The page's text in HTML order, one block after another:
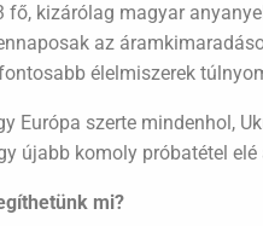
fő, kizárólag magyar
az
élelmiszerek
Európa szerte mindenhol,
újabb komoly próbatétel
mi?